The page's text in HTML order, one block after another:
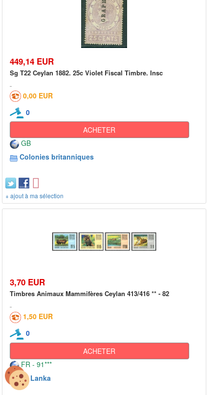
449,14 EUR
Sg T22 Ceylan 1882. 25c Violet Fiscal Timbre. Insc
0,00 EUR
0
ACHETER
GB
Colonies britanniques
+ ajout à ma sélection
3,70 EUR
Timbres Animaux Mammifères Ceylan 413/416 ** - 82
1,50 EUR
0
ACHETER
FR - 91***
Sri Lanka